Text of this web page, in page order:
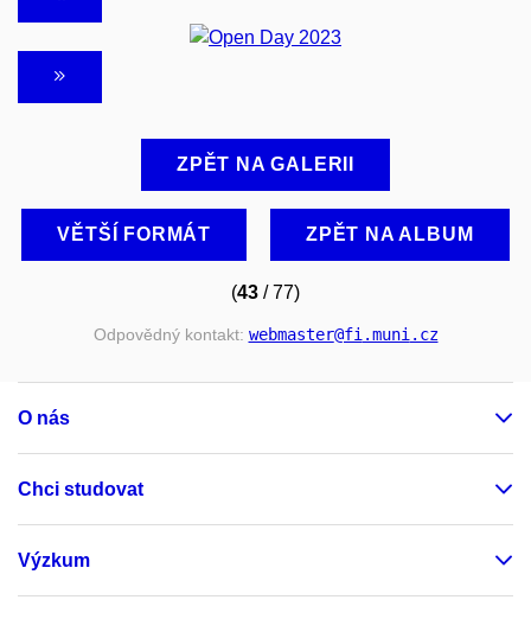
ZPĚT NA GALERII
VĚTŠÍ FORMÁT ZPĚT NA ALBUM
(43 / 77)
Odpovědný kontakt: webmaster@fi.muni.cz
O nás
Chci studovat
Výzkum